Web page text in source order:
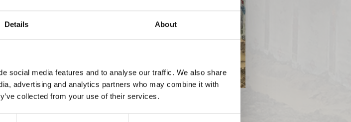
Details About
social media features and to analyse our traffic. We also share
advertising and analytics partners who may combine it with
collected from your use of their services.